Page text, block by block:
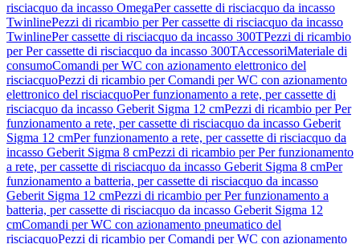
risciacquo da incasso OmegaPer cassette di risciacquo da incasso
TwinlinePezzi di ricambio per Per cassette di risciacquo da incasso
TwinlinePer cassette di risciacquo da incasso 300TPezzi di ricambio
per Per cassette di risciacquo da incasso 300TAccessoriMateriale di
consumoComandi per WC con azionamento elettronico del
risciacquoPezzi di ricambio per Comandi per WC con azionamento
elettronico del risciacquoPer funzionamento a rete, per cassette di
risciacquo da incasso Geberit Sigma 12 cmPezzi di ricambio per Per
funzionamento a rete, per cassette di risciacquo da incasso Geberit
Sigma 12 cmPer funzionamento a rete, per cassette di risciacquo da
incasso Geberit Sigma 8 cmPezzi di ricambio per Per funzionamento
a rete, per cassette di risciacquo da incasso Geberit Sigma 8 cmPer
funzionamento a batteria, per cassette di risciacquo da incasso
Geberit Sigma 12 cmPezzi di ricambio per Per funzionamento a
batteria, per cassette di risciacquo da incasso Geberit Sigma 12
cmComandi per WC con azionamento pneumatico del
risciacquoPezzi di ricambio per Comandi per WC con azionamento